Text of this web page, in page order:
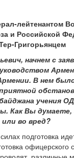
лейтенантом
и Российской
Григорьянцем
начнем с
В нем
учения
Как Вы
во вред?
подготовка
офицерского